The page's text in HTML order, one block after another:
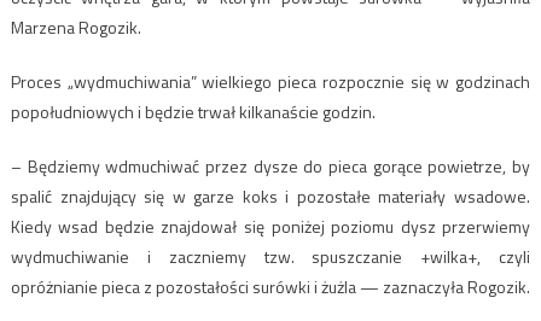
Marzena Rogozik.
Proces „wydmuchiwania” wielkiego pieca rozpocznie się w godzinach
popołudniowych i będzie trwał kilkanaście godzin.
– Będziemy wdmuchiwać przez dysze do pieca gorące powietrze, by
spalić znajdujący się w garze koks i pozostałe materiały wsadowe.
Kiedy wsad będzie znajdował się poniżej poziomu dysz przerwiemy
wydmuchiwanie i zaczniemy tzw. spuszczanie +wilka+, czyli
opróżnianie pieca z pozostałości surówki i żużla — zaznaczyła Rogozik.